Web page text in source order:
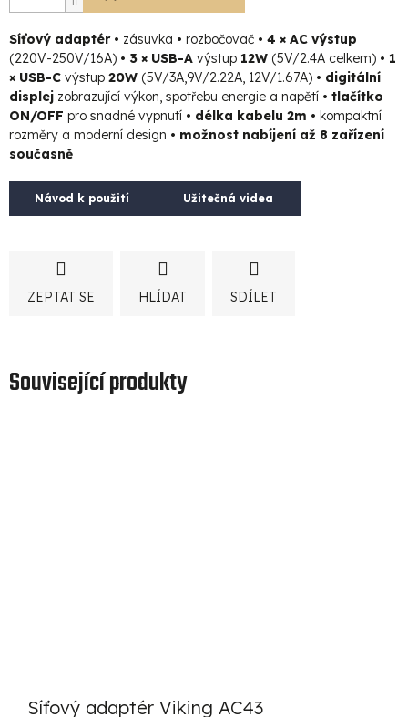
Síťový adaptér • zásuvka • rozbočovač • 4 × AC výstup
(220V-250V/16A) • 3 × USB-A výstup 12W (5V/2.4A celkem) • 1
× USB-C výstup 20W (5V/3A,9V/2.22A, 12V/1.67A) • digitální
displej zobrazující výkon, spotřebu energie a napětí • tlačítko
ON/OFF pro snadné vypnutí • délka kabelu 2m • kompaktní
rozměry a moderní design • možnost nabíjení až 8 zařízení
současně
Návod k použití Užitečná videa
ZEPTAT SE HLÍDAT SDÍLET
Související produkty
Síťový adaptér Viking AC43